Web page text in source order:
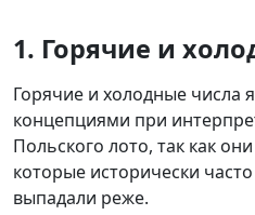
1. Горячие и
Горячие и холодные числа
концепциями при
Польского лото, так как
которые исторически
выпадали реже.